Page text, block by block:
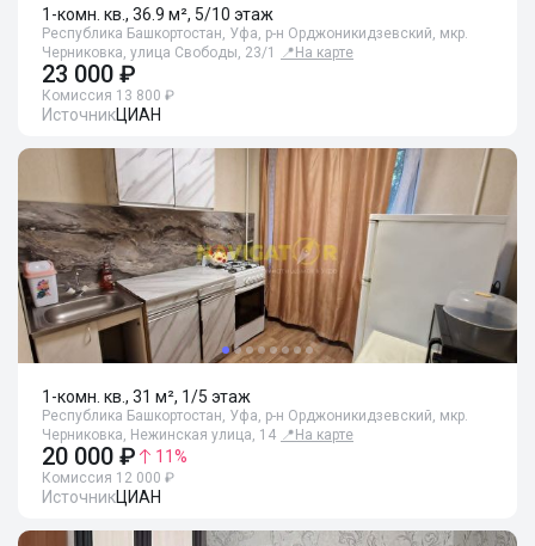
1-комн. кв., 36.9 м², 5/10 этаж
Республика Башкортостан, Уфа, р-н Орджоникидзевский, мкр.
Черниковка, улица Свободы, 23/1
📍 На карте
23 000 ₽
Комиссия 13 800 ₽
ИсточникЦИАН
1-комн. кв., 31 м², 1/5 этаж
Республика Башкортостан, Уфа, р-н Орджоникидзевский, мкр.
Черниковка, Нежинская улица, 14 📍 На карте
20 000 ₽ 11%
Комиссия 12 000 ₽
ИсточникЦИАН